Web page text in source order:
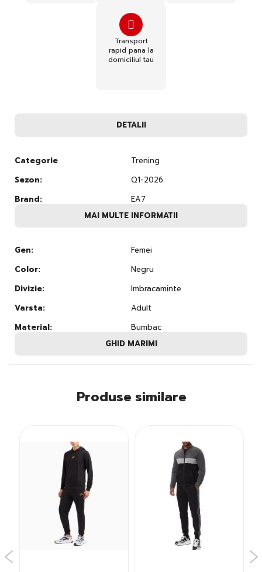
Transport
rapid pana la
domiciliul tau
DETALII
Categorie
Trening
Sezon:
Q1-2026
Brand:
EA7
MAI MULTE INFORMATII
Gen:
Femei
Color:
Negru
Divizie:
Imbracaminte
Varsta:
Adult
Material:
Bumbac
GHID MARIMI
Produse similare